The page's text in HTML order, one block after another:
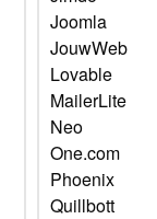
Joomla
JouwWeb
Lovable
MailerLite
Neo
One.com
Phoenix
Quillbott